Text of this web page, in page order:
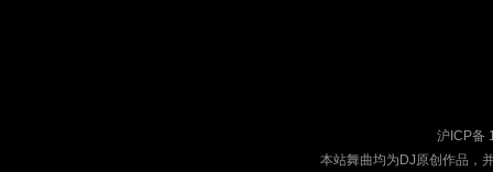
沪ICP备
本站舞曲均为DJ原创作品，